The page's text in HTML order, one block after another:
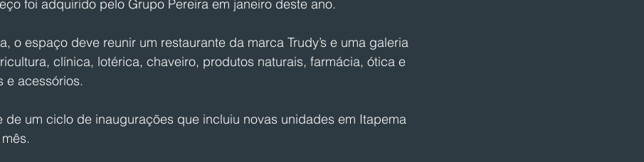
foi adquirido pelo Grupo Pereira em janeiro deste ano.
o espaço deve reunir um restaurante da marca Trudy’s e uma galeria
clínica, lotérica, chaveiro, produtos naturais, farmácia, ótica e
e acessórios.
de um ciclo de inaugurações que incluiu novas unidades em Itapema